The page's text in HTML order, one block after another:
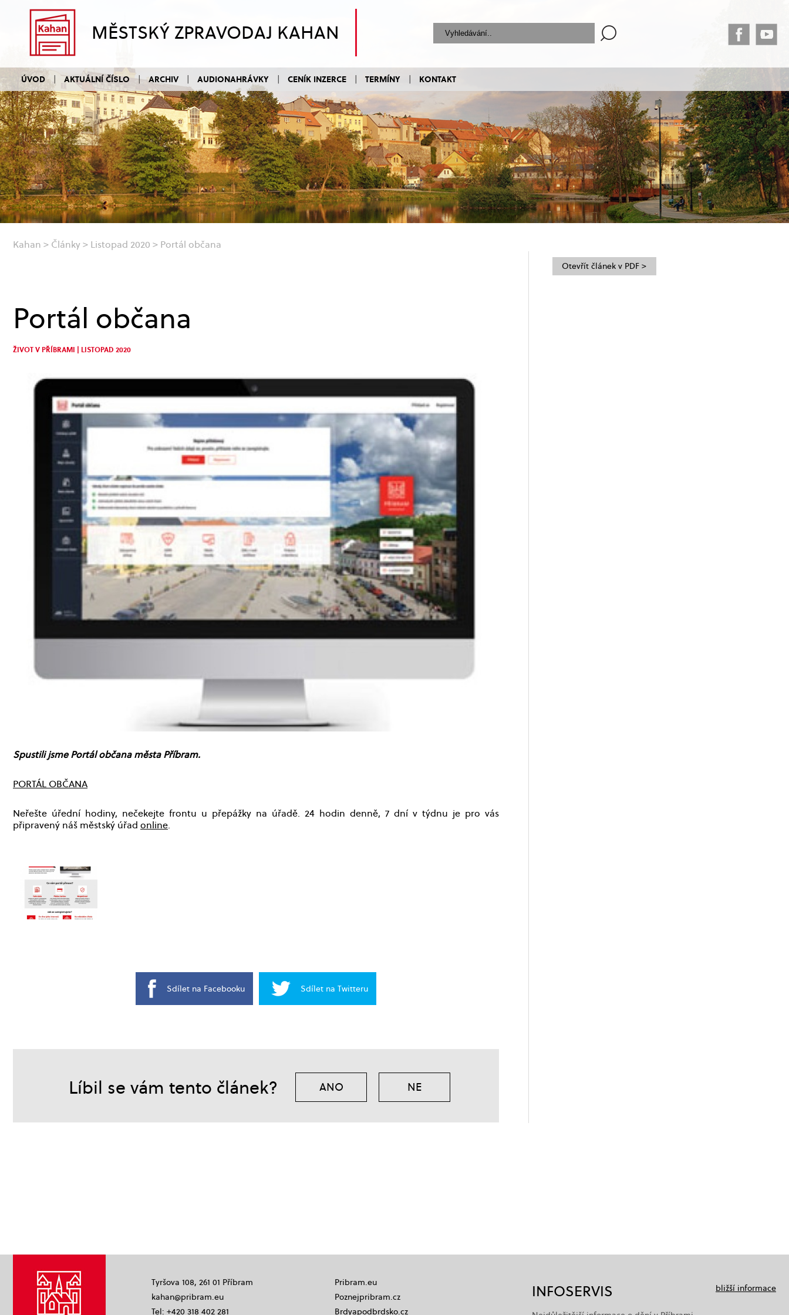
MĚSTSKÝ ZPRAVODAJ KAHAN
ÚVOD AKTUÁLNÍ ČÍSLO ARCHIV AUDIONAHRÁVKY CENÍK INZERCE TERMÍNY KONTAKT
Kahan > Články> Listopad 2020 > Portál občana
Portál občana
ŽIVOT V PŘÍBRAMI | LISTOPAD 2020
Spustili jsme Portál občana města Příbram.
PORTÁL OBČANA
Neřešte úřední hodiny, nečekejte frontu u přepážky na úřadě. 24 hodin denně, 7 dní v týdnu je pro vás
připravený náš městský úřad online.
Sdílet na Facebooku Sdílet na Twitteru
Líbil se vám tento článek? ANO NE
Otevřít článek v PDF >
Tyršova 108, 261 01 Příbram
kahan@pribram.eu
Tel: +420 318 402 281
Pribram.eu
Poznejpribram.cz
Brdyapodbrdsko.cz
INFOSERVIS bližší informace